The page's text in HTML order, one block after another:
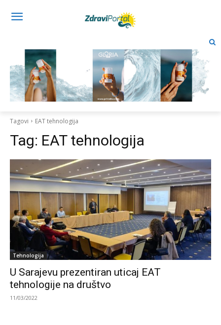
Tagovi EAT tehnologija
Tag: EAT tehnologija
Tehnologija
U Sarajevu prezentiran uticaj EAT
tehnologije na društvo
11/03/2022